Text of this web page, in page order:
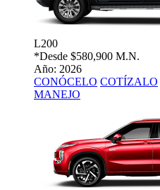
L200
*Desde $580,900 M.N.
Año: 2026
CONÓCELO COTÍZALO
MANEJO